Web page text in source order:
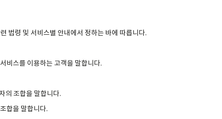
법령 및 서비스별 안내에서 정하는 바에 따릅니다.
비스를 이용하는 고객을 말합니다.
의 조합을 말합니다.
합을 말합니다.